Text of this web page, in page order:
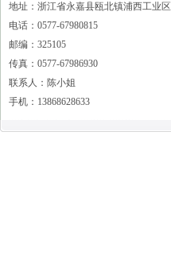
地址：浙江省永嘉县瓯北镇浦西工业区
电话：0577-67980815
邮编：325105
传真：0577-67986930
联系人：陈小姐
手机：13868628633